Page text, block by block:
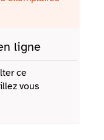
ligne
ce
vous